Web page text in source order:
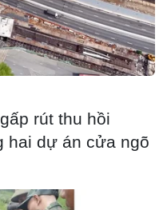
điểm nóng của
rút thu hồi
hai dự án cửa ngõ